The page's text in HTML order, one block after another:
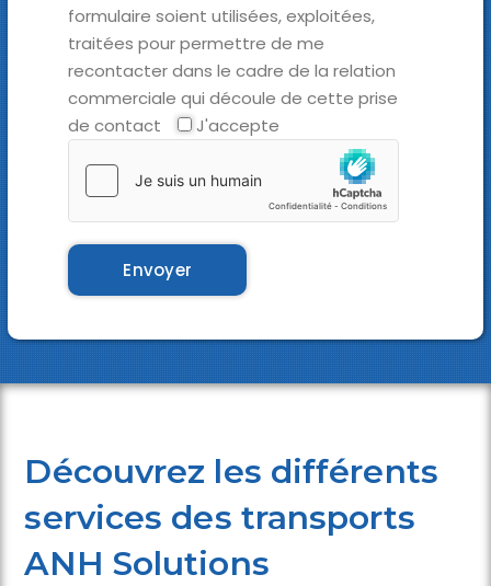
formulaire soient utilisées, exploitées,
traitées pour permettre de me
recontacter dans le cadre de la relation
commerciale qui découle de cette prise
de contact
J'accepte
Découvrez les différents
services des transports
ANH Solutions